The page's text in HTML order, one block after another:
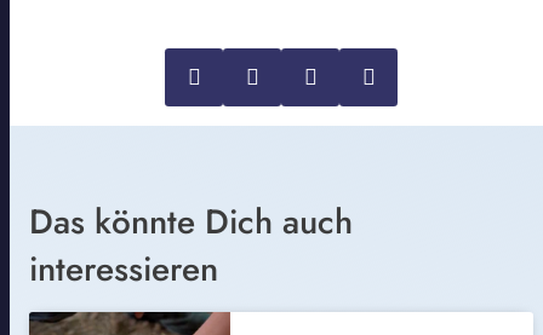
Das könnte Dich auch
interessieren